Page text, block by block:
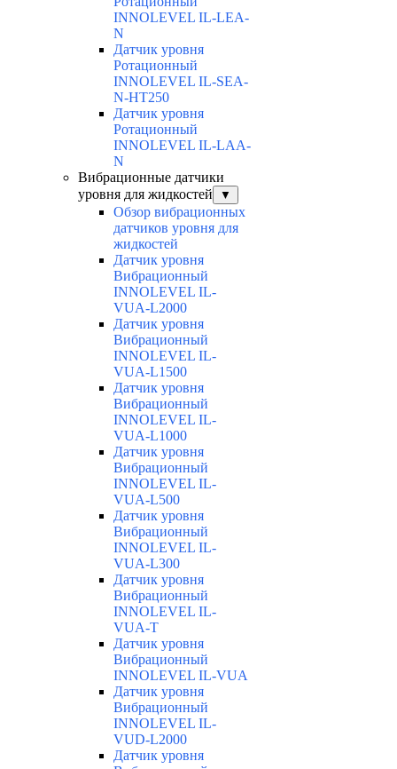
INNOLEVEL IL-LEA-
N
Датчик уровня
Ротационный
INNOLEVEL IL-SEA-
N-HT250
Датчик уровня
Ротационный
INNOLEVEL IL-LAA-
N
Вибрационные датчики
уровня для жидкостей
▼
Обзор вибрационных
датчиков уровня для
жидкостей
Датчик уровня
Вибрационный
INNOLEVEL IL-
VUA-L2000
Датчик уровня
Вибрационный
INNOLEVEL IL-
VUA-L1500
Датчик уровня
Вибрационный
INNOLEVEL IL-
VUA-L1000
Датчик уровня
Вибрационный
INNOLEVEL IL-
VUA-L500
Датчик уровня
Вибрационный
INNOLEVEL IL-
VUA-L300
Датчик уровня
Вибрационный
INNOLEVEL IL-
VUA-T
Датчик уровня
Вибрационный
INNOLEVEL IL-VUA
Датчик уровня
Вибрационный
INNOLEVEL IL-
VUD-L2000
Датчик уровня